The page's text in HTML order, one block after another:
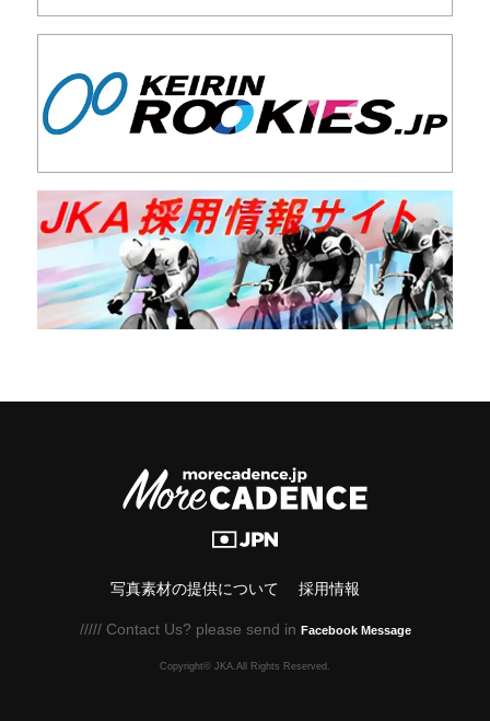
写真素材の提供について 採用情報
///// Contact Us? please send in Facebook Message
Copyright© JKA.All Rights Reserved.